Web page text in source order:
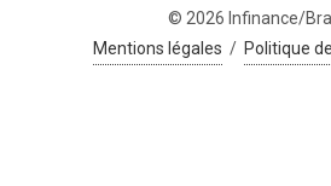
© 2026 Infinance/
Mentions légales / Politique